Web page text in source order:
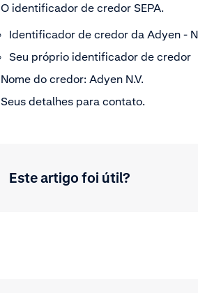
O identificador de credor SEPA.
Identificador de credor da Adyen -
Seu próprio identificador de credor
Nome do credor: Adyen N.V.
Seus detalhes para contato.
Este artigo foi útil?